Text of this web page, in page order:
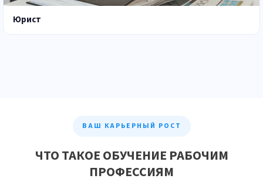
Юрист
ВАШ КАРЬЕРНЫЙ РОСТ
ЧТО ТАКОЕ ОБУЧЕНИЕ РАБОЧИМ
ПРОФЕССИЯМ